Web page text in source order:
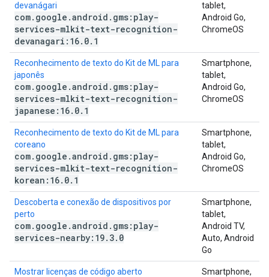
devanágari
com. google .android . gms:play-
services-mlkit-text-recognition-
devanagari:16. 0. 1
tablet,
Android Go,
ChromeOS
Reconhecimento de texto do Kit de ML para
japonês
com. google .android . gms:play-
services-mlkit-text-recognition-
japanese:16. 0. 1
Smartphone,
tablet,
Android Go,
ChromeOS
Reconhecimento de texto do Kit de ML para
coreano
com. google .android . gms:play-
services-mlkit-text-recognition-
korean:16. 0. 1
Smartphone,
tablet,
Android Go,
ChromeOS
Descoberta e conexão de dispositivos por
perto
com. google .android . gms:play-
services-nearby:19. 3. 0
Smartphone,
tablet,
Android TV,
Auto, Android
Go
Mostrar licenças de código aberto
Smartphone,